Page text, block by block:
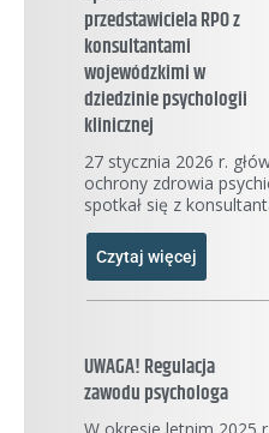
przedstawiciela RPO z
konsultantami
wojewódzkimi w
dziedzinie psychologii
klinicznej
27 stycznia 2026 r.
ochrony zdrowia
spotkał się z
Czytaj więcej
UWAGA! Regulacja
zawodu psychologa